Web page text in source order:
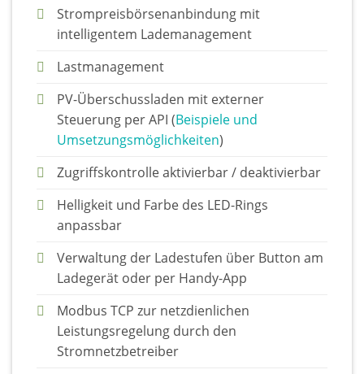
Strompreisbörsenanbindung mit
intelligentem Lademanagement
Lastmanagement
PV-Überschussladen mit externer
Steuerung per API (Beispiele und
Umsetzungsmöglichkeiten)
Zugriffskontrolle aktivierbar / deaktivierbar
Helligkeit und Farbe des LED-Rings
anpassbar
Verwaltung der Ladestufen über Button am
Ladegerät oder per Handy-App
Modbus TCP zur netzdienlichen
Leistungsregelung durch den
Stromnetzbetreiber